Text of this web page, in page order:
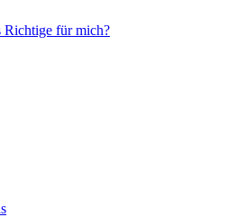
Richtige für mich?